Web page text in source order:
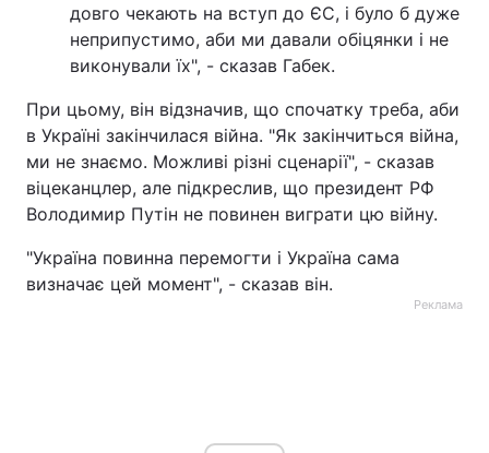
довго чекають на вступ до ЄС, і було б дуже
неприпустимо, аби ми давали обіцянки і не
виконували їх", - сказав Габек.
При цьому, він відзначив, що спочатку треба, аби
в Україні закінчилася війна. "Як закінчиться війна,
ми не знаємо. Можливі різні сценарії", - сказав
віцеканцлер, але підкреслив, що президент РФ
Володимир Путін не повинен виграти цю війну.
"Україна повинна перемогти і Україна сама
визначає цей момент", - сказав він.
Реклама